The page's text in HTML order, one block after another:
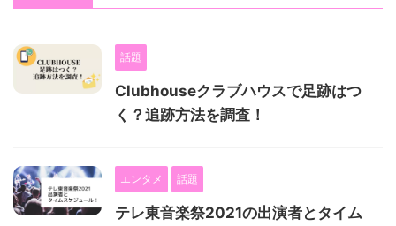
話題
Clubhouseクラブハウスで足跡はつ
く？追跡方法を調査！
エンタメ 話題
テレ東音楽祭2021の出演者とタイム